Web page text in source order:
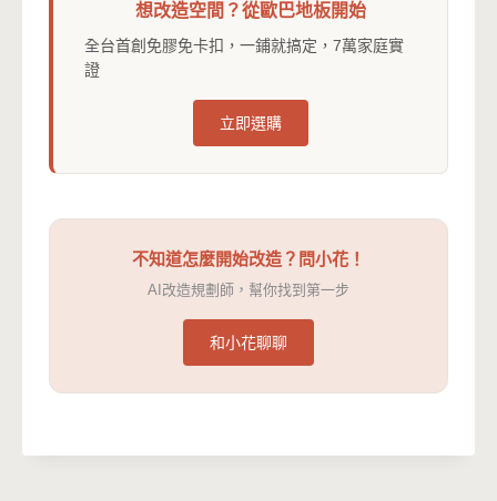
想改造空間？從歐巴地板開始
全台首創免膠免卡扣，一鋪就搞定，7萬家庭實
證
立即選購
不知道怎麼開始改造？問小花！
AI改造規劃師，幫你找到第一步
和小花聊聊